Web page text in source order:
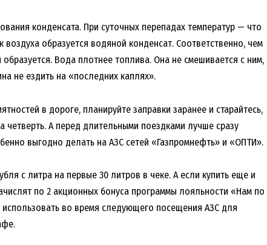
конденсата. При суточных перепадах температур — что
образуется водяной конденсат. Соответственно, чем
Вода плотнее топлива. Она не смешивается с ним,
не ездить на «последних каплях».
в дороге, планируйте заправки заранее и старайтесь,
четверть. А перед длительными поездками лучше сразу
выгодно делать на АЗС сетей «Газпромнефть» и «ОПТИ».
с литра на первые 30 литров в чеке. А если купить еще и
по 2 акционных бонуса программы лояльности «Нам по
во время следующего посещения АЗС для